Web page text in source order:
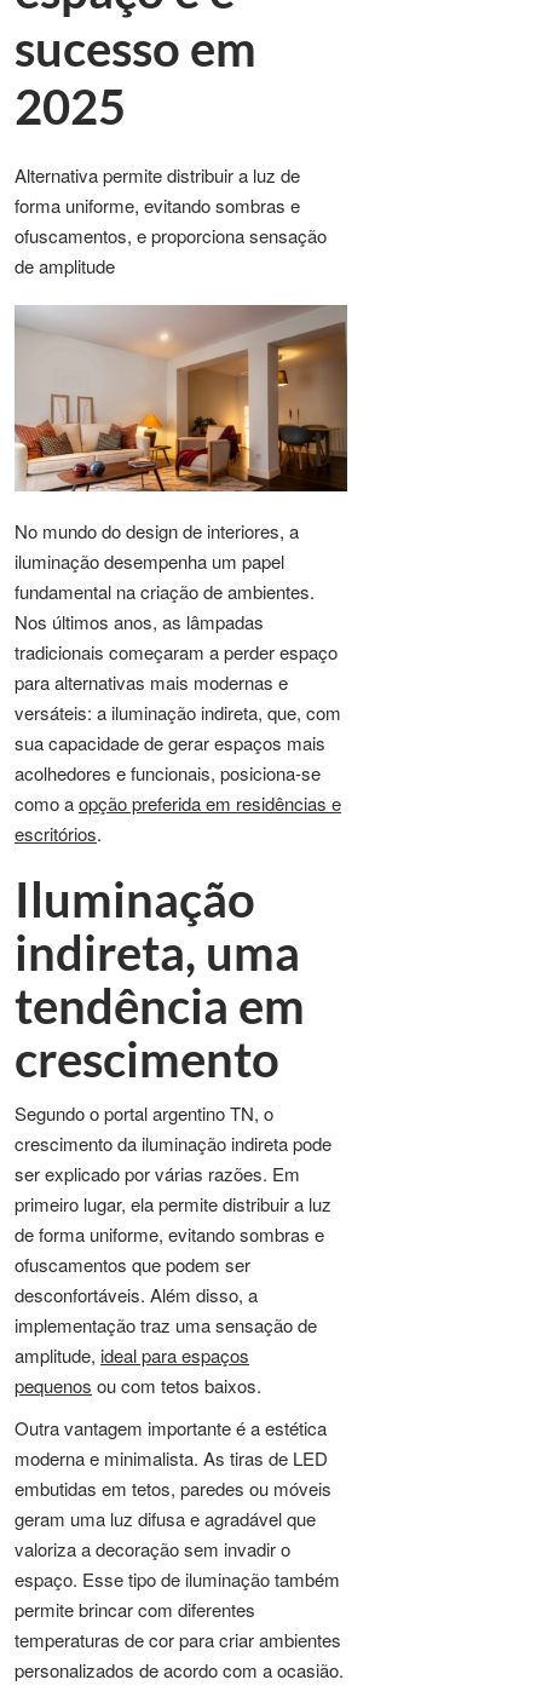
sucesso em
2025
Alternativa permite distribuir a luz de
forma uniforme, evitando sombras e
ofuscamentos, e proporciona sensação
de amplitude
No mundo do design de interiores, a
iluminação desempenha um papel
fundamental na criação de ambientes.
Nos últimos anos, as lâmpadas
tradicionais começaram a perder espaço
para alternativas mais modernas e
versáteis: a iluminação indireta, que, com
sua capacidade de gerar espaços mais
acolhedores e funcionais, posiciona-se
como aopção preferida em residências e
escritórios.
Iluminação
indireta, uma
tendência em
crescimento
Segundo o portal argentino TN, o
crescimento da iluminação indireta pode
ser explicado por várias razões. Em
primeiro lugar, ela permite distribuir a luz
de forma uniforme, evitando sombras e
ofuscamentos que podem ser
desconfortáveis. Além disso, a
implementação traz uma sensação de
amplitude, ideal para espaços
pequenos ou com tetos baixos.
Outra vantagem importante é a estética
moderna e minimalista. As tiras de LED
embutidas em tetos, paredes ou móveis
geram uma luz difusa e agradável que
valoriza a decoração sem invadir o
espaço. Esse tipo de iluminação também
permite brincar com diferentes
temperaturas de cor para criar ambientes
personalizados de acordo com a ocasião.